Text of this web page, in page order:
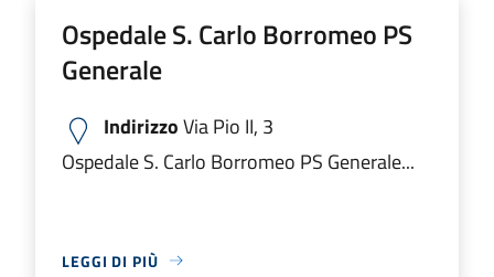
Ospedale S. Carlo Borromeo PS
Generale
IndirizzoVia Pio II, 3
Ospedale S. Carlo Borromeo PS Generale...
LEGGI DI PIÙ